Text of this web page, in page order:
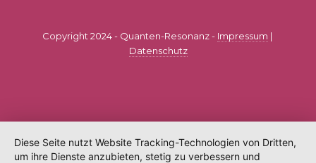
Copyright 2024 - Quanten-Resonanz - Impressum |
Datenschutz
Diese Seite nutzt Website Tracking-Technologien von Dritten,
um ihre Dienste anzubieten, stetig zu verbessern und